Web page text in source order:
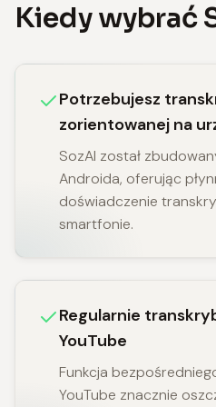
Kiedy wybrać
Potrzebujesz
zorientowanej na
SozAI został
Androida, oferując
doświadczenie
smartfonie.
Regularnie
YouTube
Funkcja
YouTube znacznie